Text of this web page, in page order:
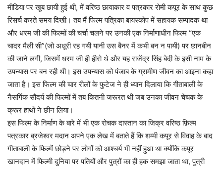
मीडिया पर खूब छायी हुई थी, में वरिष्ठ छायाकार व पत्रकार रोमी कपूर के साथ कुछ
रिसर्च करते समय दिखी। तब मैं फिल्म पत्रिका बायस्कोप में सहायक सम्पादक था
और धरम जी की फिल्मों की चर्चा चलने पर उनकी एक निर्माणाधीन फिल्म “एक
चादर मैली सी”(जो अधूरी रह गयी यानी उस बैनर में कभी बन न पायी) पर छानबीन
की जाने लगी, जिसमें धरम जी ही हीरो थे और यह राजेंद्र सिंह बेदी के इसी नाम के
उपन्यास पर बन रही थी। इस उपन्यास को पंजाब के ग्रामीण जीवन का आइना कहा
जाता है। इस फिल्म की चार रीलों के फुटेज ने ही ध्यान दिलाया कि गीताबाली के
नैसर्गिक सौंदर्य की फिल्मों में तब कितनी जरूरत थी जब उनका जीवन चेचक के
क्रूर हाथों ने छीन लिया।
इस फिल्म के निर्माण के बारे में भी एक रोचक दास्तान का जिक्र वरिष्ठ फ़िल्म
पत्रकार ब्रजेश्वर मदान अपने एक लेख में बताते हैं कि शम्मी कपूर से विवाह के बाद
गीताबाली के फिल्में छोड़ने पर लोगों को आश्चर्य भी नहीं हुआ था क्योंकि कपूर
खानदान में फिल्मी दुनिया पर पतियों और पुत्रों का ही हक समझा जाता था, पुत्री